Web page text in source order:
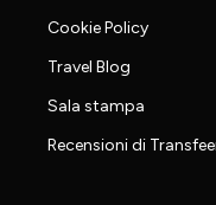
Cookie Policy
Travel Blog
Sala stampa
Recensioni di